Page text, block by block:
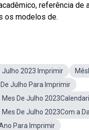
referência de
os modelos de.
Julho 2023 Imprimir
Julho Para Imprimir
Mes De Julho
De Julho 2023Com a
Para Imprimir